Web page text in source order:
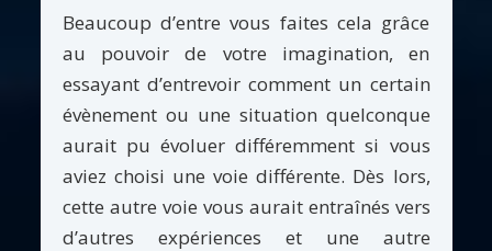
Beaucoup d’entre vous faites cela grâce
au pouvoir de votre imagination, en
essayant d’entrevoir comment un certain
évènement ou une situation quelconque
aurait pu évoluer différemment si vous
aviez choisi une voie différente. Dès lors,
cette autre voie vous aurait entraînés vers
d’autres expériences et une autre